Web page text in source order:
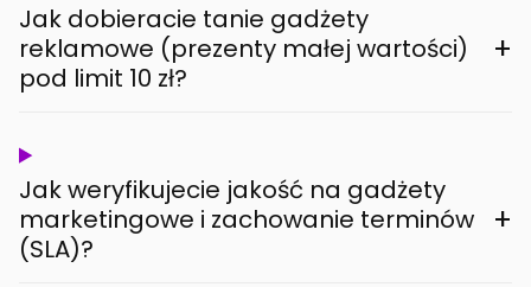
Jak dobieracie tanie gadżety
reklamowe (prezenty małej wartości)
pod limit 10 zł?
+
Jak weryfikujecie jakość na gadżety
marketingowe i zachowanie terminów
(SLA)?
+